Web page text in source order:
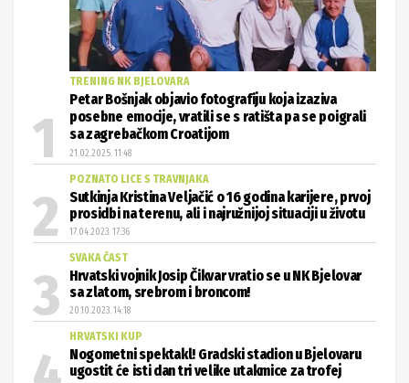
TRENING NK BJELOVARA
Petar Bošnjak objavio fotografiju koja izaziva
posebne emocije, vratili se s ratišta pa se poigrali
sa zagrebačkom Croatijom
21.02.2025. 11:48
POZNATO LICE S TRAVNJAKA
Sutkinja Kristina Veljačić o 16 godina karijere, prvoj
prosidbi na terenu, ali i najružnijoj situaciji u životu
17.04.2023. 17:36
SVAKA ČAST
Hrvatski vojnik Josip Čikvar vratio se u NK Bjelovar
sa zlatom, srebrom i broncom!
20.10.2023. 14:18
HRVATSKI KUP
Nogometni spektakl! Gradski stadion u Bjelovaru
ugostit će isti dan tri velike utakmice za trofej